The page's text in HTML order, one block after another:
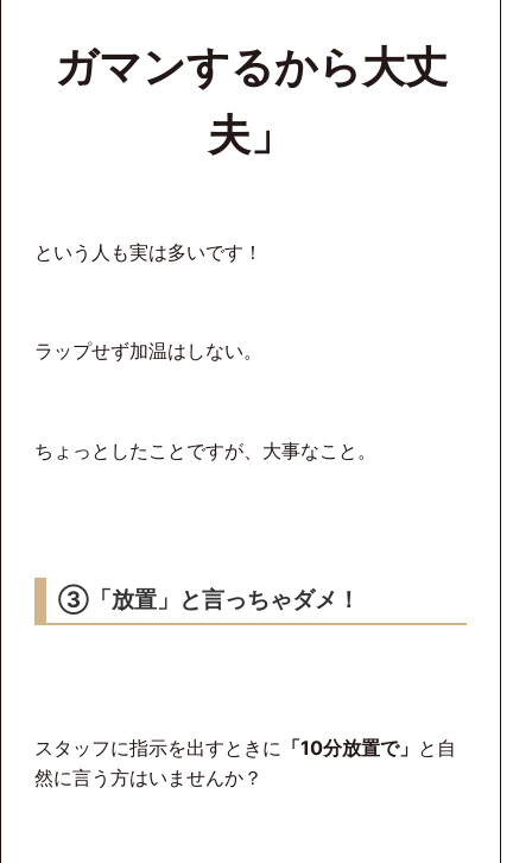
ガマンするから大丈
夫」
という人も実は多いです！
ラップせず加温はしない。
ちょっとしたことですが、大事なこと。
③「放置」と言っちゃダメ！
スタッフに指示を出すときに 「10分放置で」 と自
然に言う方はいませんか？